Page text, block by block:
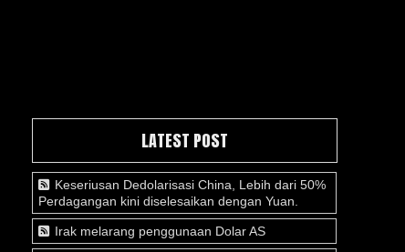
LATEST POST
Keseriusan Dedolarisasi China, Lebih dari 50%
Perdagangan kini diselesaikan dengan Yuan.
Irak melarang penggunaan Dolar AS